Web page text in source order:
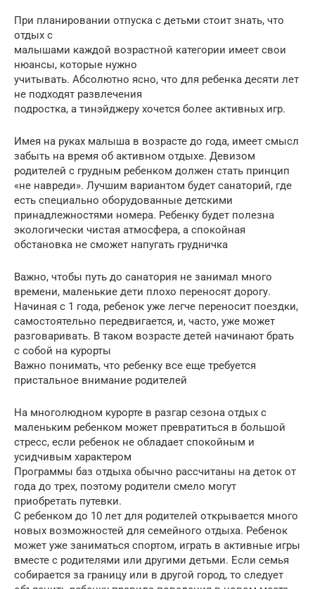
При планировании отпуска с детьми стоит знать, что
отдых с
малышами каждой возрастной категории имеет свои
нюансы, которые нужно
учитывать. Абсолютно ясно, что для ребенка десяти лет
не подходят развлечения
подростка, а тинэйджеру хочется более активных игр.
Имея на руках малыша в возрасте до года, имеет смысл
забыть на время об активном отдыхе. Девизом
родителей с грудным ребенком должен стать принцип
«не навреди». Лучшим вариантом будет санаторий, где
есть специально оборудованные детскими
принадлежностями номера. Ребенку будет полезна
экологически чистая атмосфера, а спокойная
обстановка не сможет напугать грудничка
Важно, чтобы путь до санатория не занимал много
времени, маленькие дети плохо переносят дорогу.
Начиная с 1 года, ребенок уже легче переносит поездки,
самостоятельно передвигается, и, часто, уже может
разговаривать. В таком возрасте детей начинают брать
с собой на курорты
Важно понимать, что ребенку все еще требуется
пристальное внимание родителей
На многолюдном курорте в разгар сезона отдых с
маленьким ребенком может превратиться в большой
стресс, если ребенок не обладает спокойным и
усидчивым характером
Программы баз отдыха обычно рассчитаны на деток от
года до трех, поэтому родители смело могут
приобретать путевки.
С ребенком до 10 лет для родителей открывается много
новых возможностей для семейного отдыха. Ребенок
может уже заниматься спортом, играть в активные игры
вместе с родителями или другими детьми. Если семья
собирается за границу или в другой город, то следует